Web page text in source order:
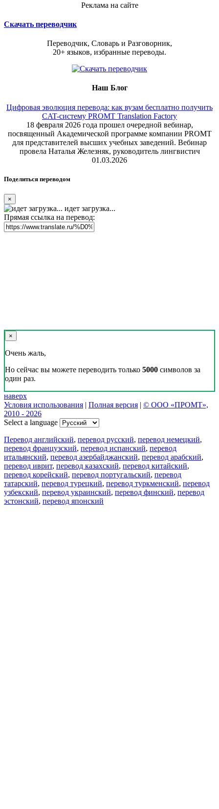
Реклама на сайте
Скачать переводчик
Переводчик, Словарь и Разговорник,
20+ языков, избранные переводы.
Наш Блог
Цифровая эволюция перевода: как вузам бесплатно получить
CAT-систему PROMT Translation Factory
18 февраля 2026 года прошел очередной вебинар,
посвященный Академической программе компании PROMT
для представителей высших учебных заведений. Вебинар
провела Наталья Железняк, руководитель лингвистич
01.03.2026
Поделиться переводом
×
идет загрузка...
Прямая ссылка на перевод:
×
Очень жаль,
Но сейчас вы можете переводить только 5000 символов за
один раз.
наверх
Условия использования | Полная версия | © ООО «ПРОМТ»,
2010 - 2026
Select a language
Перевод английский, перевод русский, перевод немецкий,
перевод французский, перевод испанский, перевод
итальянский, перевод азербайджанский, перевод арабский,
перевод иврит, перевод казахский, перевод китайский,
перевод корейский, перевод португальский, перевод
татарский, перевод турецкий, перевод туркменский, перевод
узбекский, перевод украинский, перевод финский, перевод
эстонский, перевод японский